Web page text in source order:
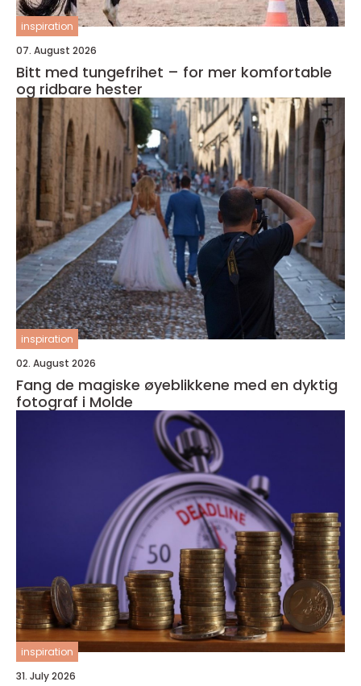
inspiration
07. August 2026
Bitt med tungefrihet – for mer komfortable
og ridbare hester
inspiration
02. August 2026
Fang de magiske øyeblikkene med en dyktig
fotograf i Molde
inspiration
31. July 2026